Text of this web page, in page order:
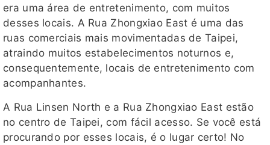
era uma área de entretenimento, com muitos
desses locais. A Rua Zhongxiao East é uma das
ruas comerciais mais movimentadas de Taipei,
atraindo muitos estabelecimentos noturnos e,
consequentemente, locais de entretenimento com
acompanhantes.
A Rua Linsen North e a Rua Zhongxiao East estão
no centro de Taipei, com fácil acesso. Se você está
procurando por esses locais, é o lugar certo! No